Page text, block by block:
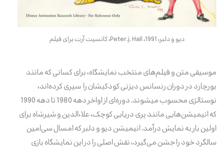
دیو و دلبر، 1991، Peter.j. Hall، کانسپت آرت برای فیلم
موسیقی متن و فیلم‌های منتخب نمایشگاه، برای کسانی که مانند
بورچارد در دوران رنسانس دیزنی کودکیشان را سپری کرده‌اند،
نوستالژی محسوب میشوند. دوره‌ای از اواخر دهه 1980 تا دهه 1990
که انیمیشن‌هایی مانند پری دریایی کوچک، علاءالدین و شیرشاه برای
اولین بار به نمایش درآمد. انیمیشن دیو و دلبر که امسال سی‌امین
سالگرد خود را جشن می‌گیرد، نقش اصلی را در این نمایشگاه بازی